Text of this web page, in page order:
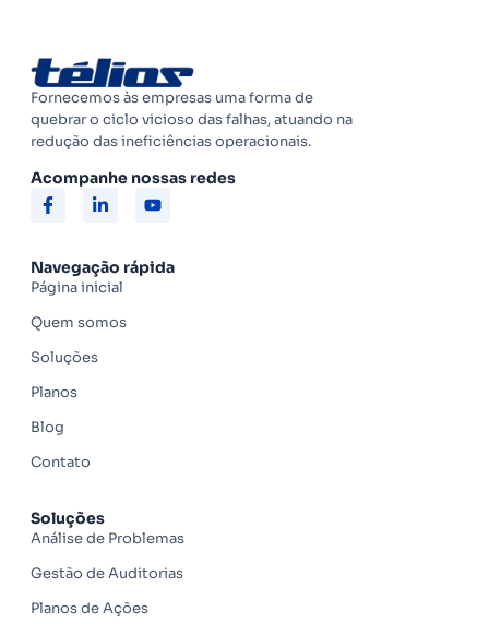
Fornecemos às empresas uma forma de
quebrar o ciclo vicioso das falhas, atuando na
redução das ineficiências operacionais.
Acompanhe nossas redes
Navegação rápida
Página inicial
Quem somos
Soluções
Planos
Blog
Contato
Soluções
Análise de Problemas
Gestão de Auditorias
Planos de Ações